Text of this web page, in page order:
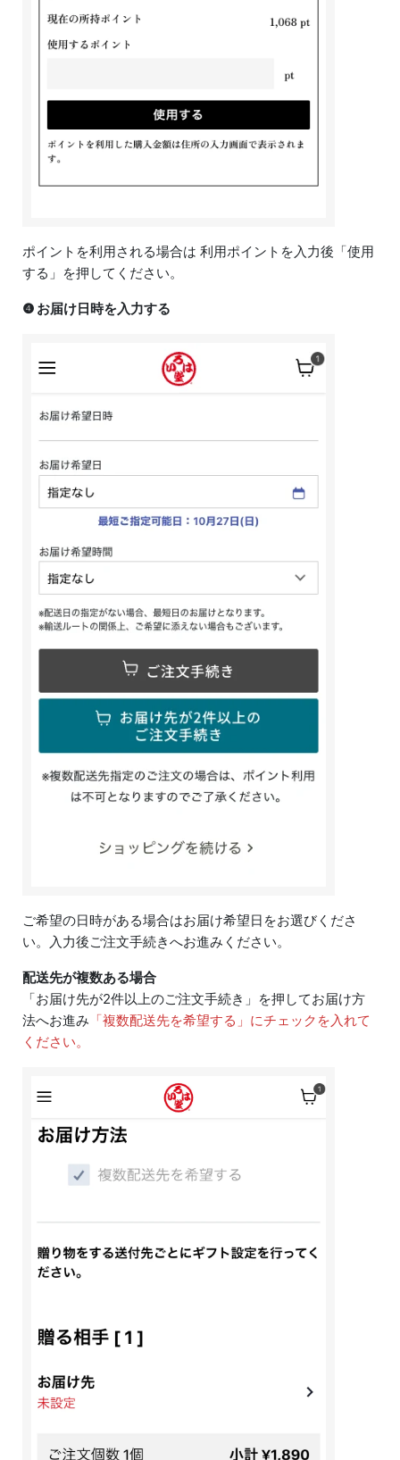
ポイントを利用される場合は 利用ポイントを入力後「使用
する」を押してください。
❹ お届け日時を入力する
ご希望の日時がある場合はお届け希望日をお選びくださ
い。入力後ご注文手続きへお進みください。
配送先が複数ある場合
「お届け先が2件以上のご注文手続き」を押してお届け方
法へお進み 「複数配送先を希望する」にチェックを入れて
ください。